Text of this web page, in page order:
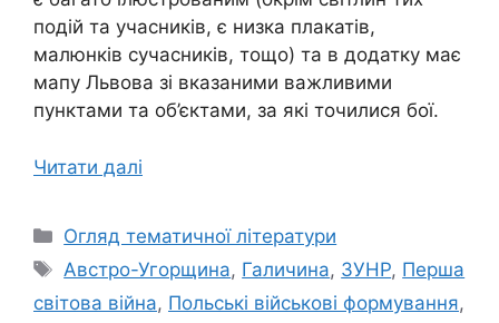
подій та учасників, є низка плакатів,
малюнків сучасників, тощо) та в додатку має
мапу Львова зі вказаними важливими
пунктами та об’єктами, за які точилися бої.
Читати далі
Категорії
Огляд тематичної літератури
Позначки
Австро-Угорщина, Галичина, ЗУНР, Перша
світова війна, Польські військові формування,